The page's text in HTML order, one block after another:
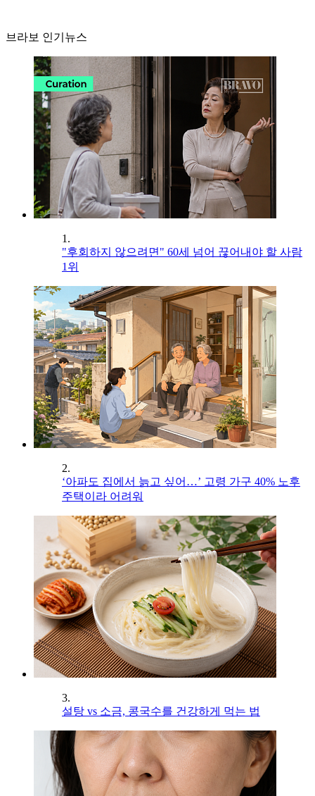
브라보 인기뉴스
1.
"후회하지 않으려면" 60세 넘어 끊어내야 할 사람
1위
2.
‘아파도 집에서 늙고 싶어…’ 고령 가구 40% 노후
주택이라 어려워
3.
설탕 vs 소금, 콩국수를 건강하게 먹는 법